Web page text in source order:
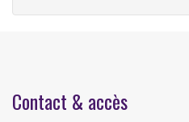
Contact & accès